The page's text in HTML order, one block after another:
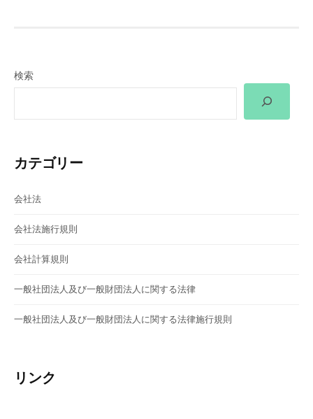
シ
ョ
検索
カテゴリー
会社法
会社法施行規則
会社計算規則
一般社団法人及び一般財団法人に関する法律
一般社団法人及び一般財団法人に関する法律施行規則
リンク